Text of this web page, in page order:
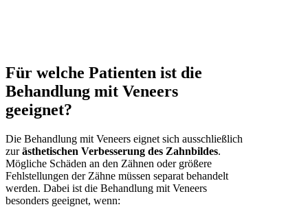
Für welche Patienten ist die
Behandlung mit Veneers
geeignet?
Die Behandlung mit Veneers eignet sich ausschließlich
zurästhetischen Verbesserung des Zahnbildes.
Mögliche Schäden an den Zähnen oder größere
Fehlstellungen der Zähne müssen separat behandelt
werden. Dabei ist die Behandlung mit Veneers
besonders geeignet, wenn: